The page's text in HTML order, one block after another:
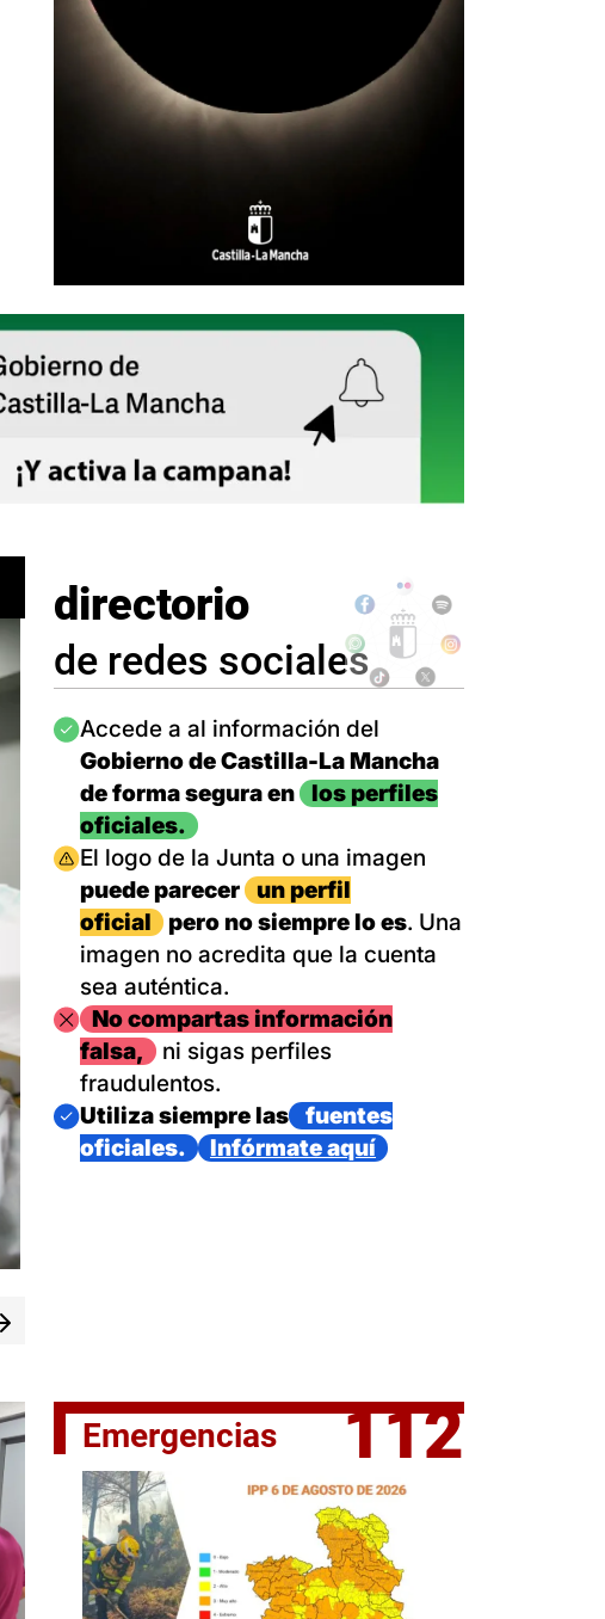
El jefe del Ejecutivo castellanomanchego, Emiliano García-
directorio
de redes sociales
Imagen
Accede a al información del
Gobierno de Castilla-La Mancha
de forma segura en
los perfiles
oficiales.
Imagen
El logo de la Junta o una imagen
puede parecer
un perfil
oficial
pero no siempre lo es. Una
imagen no acredita que la cuenta
sea auténtica.
ImagenNo compartas información
falsa,
ni sigas perfiles
fraudulentos.
Imagen
Utiliza siempre las
fuentes
oficiales.
Infórmate aquí
Emergencias 112